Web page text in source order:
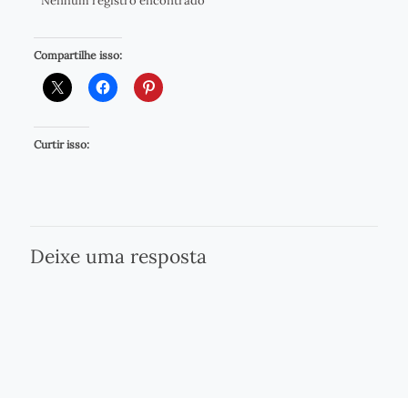
Compartilhe isso:
Curtir isso:
Deixe uma resposta